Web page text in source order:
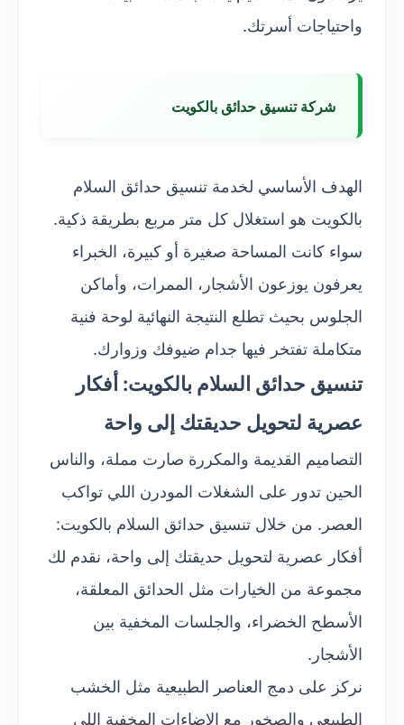
واحتياجات أسرتك.
شركة تنسيق حدائق بالكويت
الهدف الأساسي لخدمة تنسيق حدائق السلام
بالكويت هو استغلال كل متر مربع بطريقة ذكية.
سواء كانت المساحة صغيرة أو كبيرة، الخبراء
يعرفون يوزعون الأشجار، الممرات، وأماكن
الجلوس بحيث تطلع النتيجة النهائية لوحة فنية
متكاملة تفتخر فيها جدام ضيوفك وزوارك.
تنسيق حدائق السلام بالكويت: أفكار
عصرية لتحويل حديقتك إلى واحة
التصاميم القديمة والمكررة صارت مملة، والناس
الحين تدور على الشغلات المودرن اللي تواكب
العصر. من خلال تنسيق حدائق السلام بالكويت:
أفكار عصرية لتحويل حديقتك إلى واحة، نقدم لك
مجموعة من الخيارات مثل الحدائق المعلقة،
الأسطح الخضراء، والجلسات المخفية بين
الأشجار.
نركز على دمج العناصر الطبيعية مثل الخشب
الطبيعي والصخور مع الإضاءات المخفية اللي